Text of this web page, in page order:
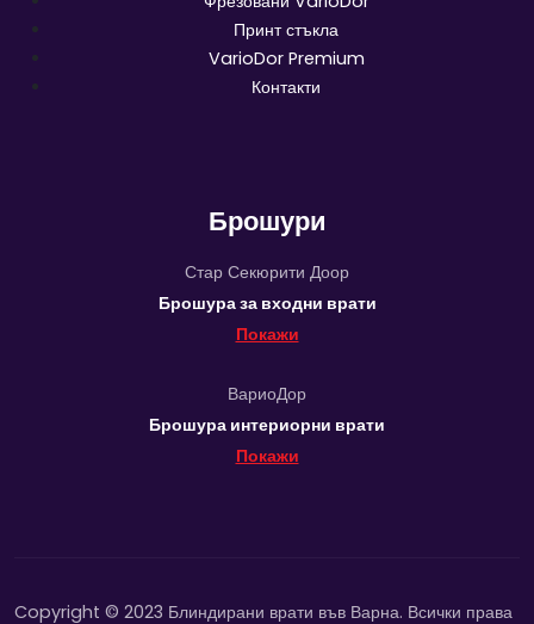
Принт стъкла
VarioDor Premium
Контакти
Брошури
Стар Секюрити Доор
Брошура за входни врати
Покажи
ВариоДор
Брошура интериорни врати
Покажи
Copyright © 2023 Блиндирани врати във Варна. Всички права